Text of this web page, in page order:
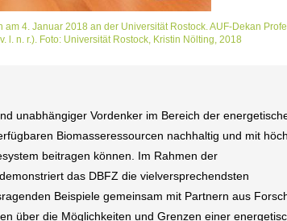
4. Januar 2018 an der Universität Rostock. AUF-Dekan
l. n. r.). Foto: Universität Rostock, Kristin Nölting, 2018
unabhängiger Vordenker im Bereich der
Biomasseressourcen nachhaltig und mit
beitragen können. Im Rahmen der
das DBFZ die vielversprechendsten
Beispiele gemeinsam mit Partnern aus
über die Möglichkeiten und Grenzen einer